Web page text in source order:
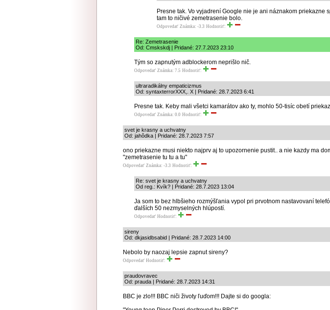
Presne tak. Vo vyjadrení Google nie je ani náznakom priekazne
tam to ničivé zemetrasenie bolo.
Odpovedať Známka: -3.3 Hodnotiť:
Re: Zemetrasenie
Od: Cmskskdj | Pridané: 27.7.2023 23:10
Tým so zapnutým adblockerom neprišlo nič.
Odpovedať Známka: 7.5 Hodnotiť:
ultraradikálny empaticizmus
Od: syntaxterrorXXX,. X | Pridané: 28.7.2023 6:41
Presne tak. Keby mali všetci kamarátov ako ty, mohlo 50-tisíc obetí
Odpovedať Známka: 0.0 Hodnotiť:
svet je krasny a uchvatny
Od: jahôdka | Pridané: 28.7.2023 7:57
ono priekazne musi niekto najprv aj to upozornenie pustit.. a nie kazdy ma
"zemetrasenie tu tu a tu"
Odpovedať Známka: -3.3 Hodnotiť:
Re: svet je krasny a uchvatny
Od reg.: Kvík? | Pridané: 28.7.2023 13:04
Ja som to bez hlbšieho rozmýšľania vypol pri prvotnom nastavovaní
ďalších 50 nezmyselných hlúpostí.
Odpovedať Hodnotiť:
sireny
Od: dkjasidbsabid | Pridané: 28.7.2023 14:00
Nebolo by naozaj lepsie zapnut sireny?
Odpovedať Hodnotiť:
praudovravec
Od: prauda | Pridané: 28.7.2023 14:31
BBC je zlo!!! BBC niči životy ľuďom!!! Dajte si do googla: